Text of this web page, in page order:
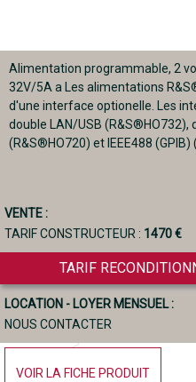
Alimentation programmable, 2
32V/5A a Les alimentations
d'une interface optionelle. Les
double LAN/USB (R&S®HO732),
(R&S®HO720) et IEEE488 (GPIB)
VENTE :
TARIF CONSTRUCTEUR : 1470 €
TARIF
LOCATION - LOYER MENSUEL :
NOUS CONTACTER
VOIR LA FICHE PRODUIT